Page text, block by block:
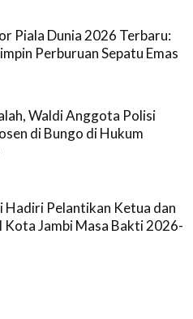
Piala Dunia 2026 Terbaru:
Perburuan Sepatu Emas
Waldi Anggota Polisi
di Bungo di Hukum
Hadiri Pelantikan Ketua dan
Kota Jambi Masa Bakti 2026-